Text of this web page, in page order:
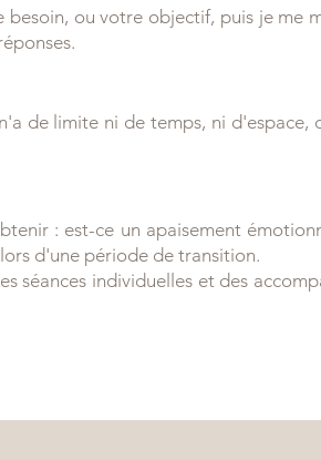
ou votre objectif, puis je me
de limite ni de temps, ni d'espace,
: est-ce un apaisement
d'une période de transition.
séances individuelles et des